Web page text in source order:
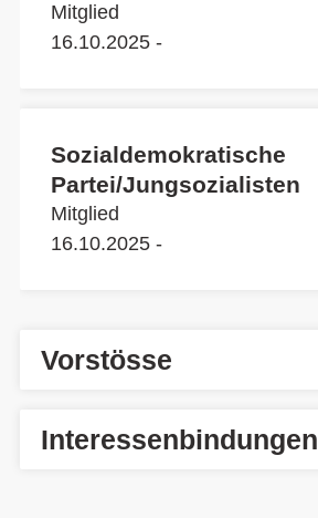
Mitglied
16.10.2025 -
Sozialdemokratische
Partei/Jungsozialisten
Mitglied
16.10.2025 -
Vorstösse
Interessenbindungen